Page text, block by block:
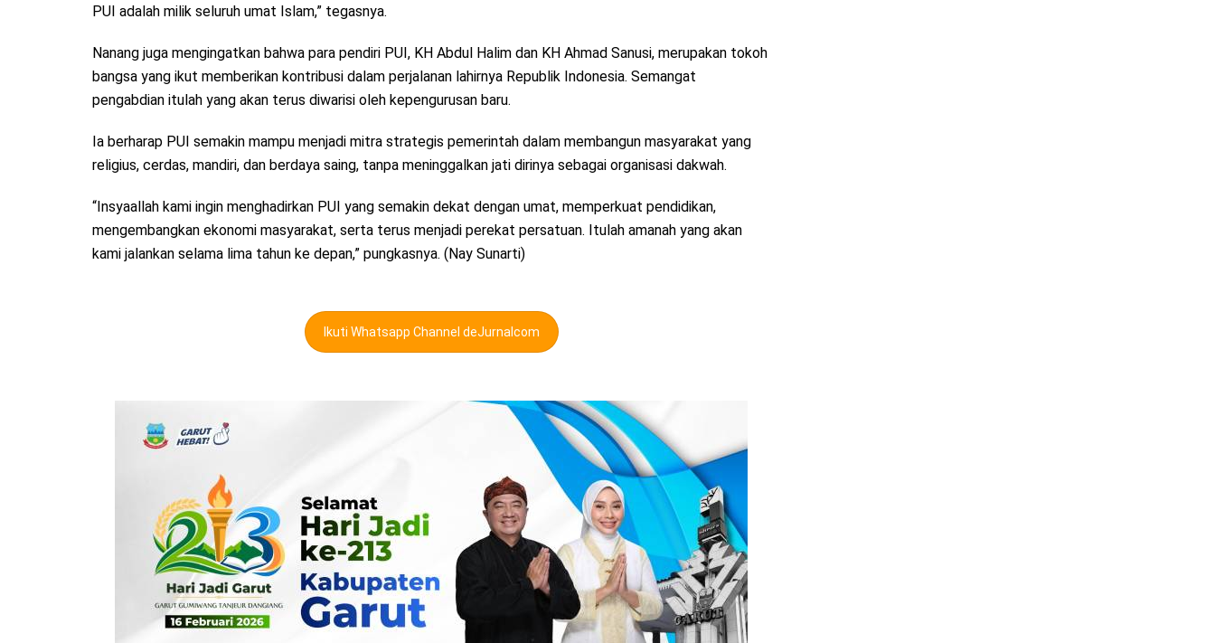
PUI adalah milik seluruh umat Islam,” tegasnya.
Nanang juga mengingatkan bahwa para pendiri PUI, KH Abdul Halim dan KH Ahmad Sanusi, merupakan tokoh
bangsa yang ikut memberikan kontribusi dalam perjalanan lahirnya Republik Indonesia. Semangat
pengabdian itulah yang akan terus diwarisi oleh kepengurusan baru.
Ia berharap PUI semakin mampu menjadi mitra strategis pemerintah dalam membangun masyarakat yang
religius, cerdas, mandiri, dan berdaya saing, tanpa meninggalkan jati dirinya sebagai organisasi dakwah.
“Insyaallah kami ingin menghadirkan PUI yang semakin dekat dengan umat, memperkuat pendidikan,
mengembangkan ekonomi masyarakat, serta terus menjadi perekat persatuan. Itulah amanah yang akan
kami jalankan selama lima tahun ke depan,” pungkasnya. (Nay Sunarti)
Ikuti Whatsapp Channel deJurnalcom